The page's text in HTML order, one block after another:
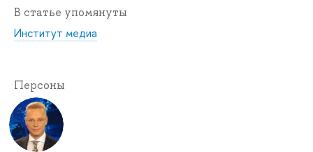
В статье упомянуты
Институт медиа
Персоны